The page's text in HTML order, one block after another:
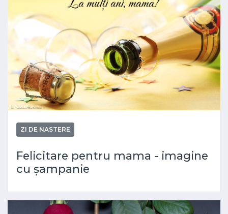
ZI DE NASTERE
Felicitare pentru mama - imagine
cu șampanie